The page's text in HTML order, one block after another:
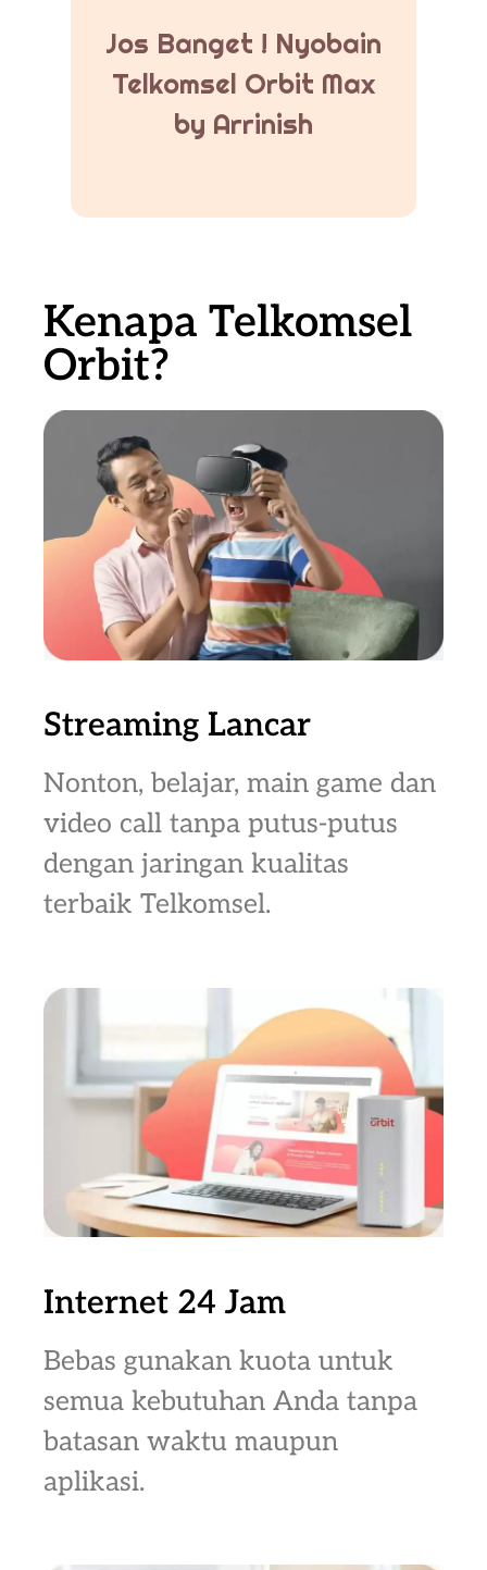
Jos Banget ! Nyobain
Telkomsel Orbit Max
by Arrinish
Kenapa Telkomsel
Orbit?
Streaming Lancar
Nonton, belajar, main game dan
video call tanpa putus-putus
dengan jaringan kualitas
terbaik Telkomsel.
Internet 24 Jam
Bebas gunakan kuota untuk
semua kebutuhan Anda tanpa
batasan waktu maupun
aplikasi.